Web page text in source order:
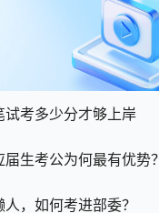
试考多少分才够上岸
届生考公为何最有优势？
人，如何考进部委？